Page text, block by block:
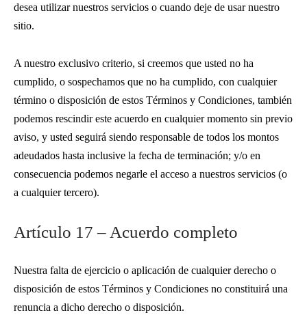
desea utilizar nuestros servicios o cuando deje de usar nuestro
sitio.
A nuestro exclusivo criterio, si creemos que usted no ha
cumplido, o sospechamos que no ha cumplido, con cualquier
término o disposición de estos Términos y Condiciones, también
podemos rescindir este acuerdo en cualquier momento sin previo
aviso, y usted seguirá siendo responsable de todos los montos
adeudados hasta inclusive la fecha de terminación; y/o en
consecuencia podemos negarle el acceso a nuestros servicios (o
a cualquier tercero).
Artículo 17 – Acuerdo completo
Nuestra falta de ejercicio o aplicación de cualquier derecho o
disposición de estos Términos y Condiciones no constituirá una
renuncia a dicho derecho o disposición.